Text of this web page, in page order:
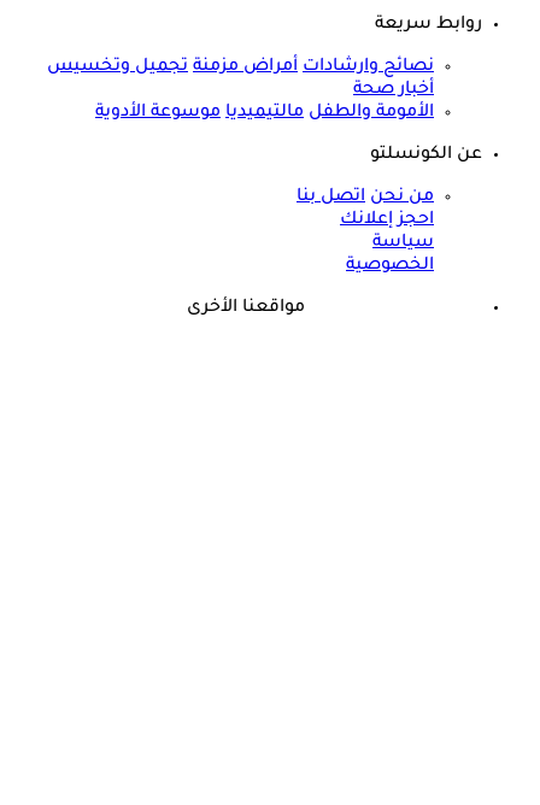
روابط سريعة
نصائح وارشادات أمراض مزمنة تجميل وتخسيس
أخبار صحة
الأمومة والطفل مالتيميديا موسوعة الأدوية
عن الكونسلتو
من نحن اتصل بنا
احجز إعلانك
سياسة
الخصوصية
مواقعنا الأخرى